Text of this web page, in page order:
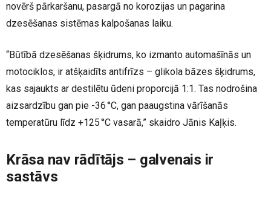
novērš pārkaršanu, pasargā no korozijas un pagarina
dzesēšanas sistēmas kalpošanas laiku.
“Būtībā dzesēšanas šķidrums, ko izmanto automašīnās un
motociklos, ir atšķaidīts antifrīzs – glikola bāzes šķidrums,
kas sajaukts ar destilētu ūdeni proporcijā 1:1. Tas nodrošina
aizsardzību gan pie -36 °C, gan paaugstina vārīšanās
temperatūru līdz +125 °C vasarā,” skaidro Jānis Kaļķis.
Krāsa nav rādītājs – galvenais ir
sastāvs